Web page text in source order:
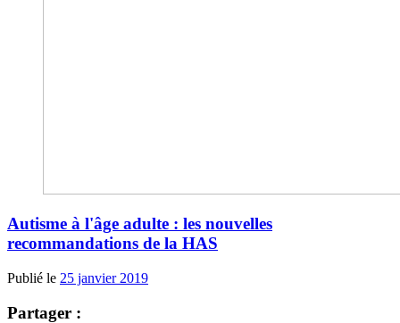
Autisme à l'âge adulte : les nouvelles
recommandations de la HAS
Publié le 25 janvier 2019
Partager :